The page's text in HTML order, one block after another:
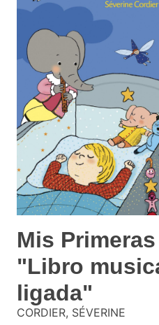
Mis
"Libro
ligada"
CORDIER, SÉVERINE